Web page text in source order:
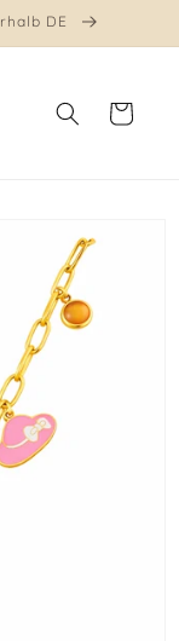
DE
Warenkorb